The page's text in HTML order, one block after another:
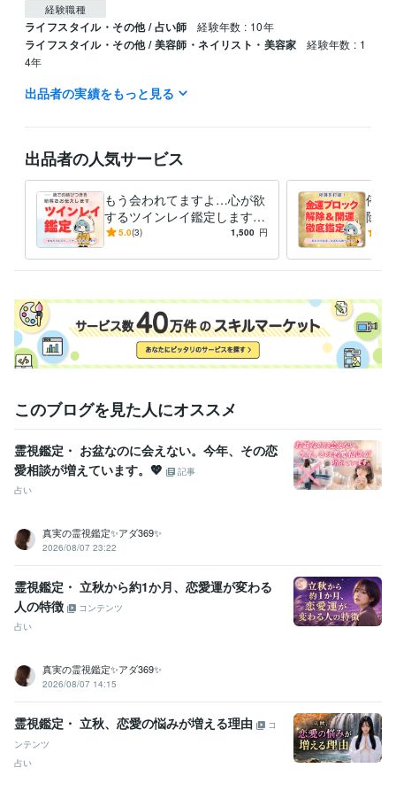
経験職種
ライフスタイル・その他 / 占い師 経験年数 : 10年
ライフスタイル・その他 / 美容師・ネイリスト・美容家
経験年数 : 1
4年
資格・検定
Excel:4年Word:4年ChatGPT:1年
得意分野
占い 【恋愛成就】叶えたい恋の縁結び
恋愛占い 占い 鑑定 恋 愛 恋愛成就 片思い 可能性
紫微斗数
数理術
占い 【復縁成就】諦めたくない気持ちを成就
復縁 占い 恋愛占い 恋愛成就 恋愛 縁結び 可能性 愛
恋
出品者の実績をもっと見る
出品者の人気サービス
もう会われてますよ…心が欲
するツインレイ鑑定します
これからの人生のパートナー
5.0(3) 1,500 円
停滞
除＆
滞ら
を。
このブログを見た人にオススメ
霊視鑑定・ お盆なのに会えない。今年、その恋
愛相談が増えています。💖
記事
占い
真実の霊視鑑定✨アダ369✨
2026/08/07 23:22
霊視鑑定・ 立秋から約1か月、恋愛運が変わる
人の特徴
コンテンツ
占い
真実の霊視鑑定✨アダ369✨
2026/08/07 14:15
霊視鑑定・ 立秋、恋愛の悩みが増える理由
コ
ンテンツ
占い